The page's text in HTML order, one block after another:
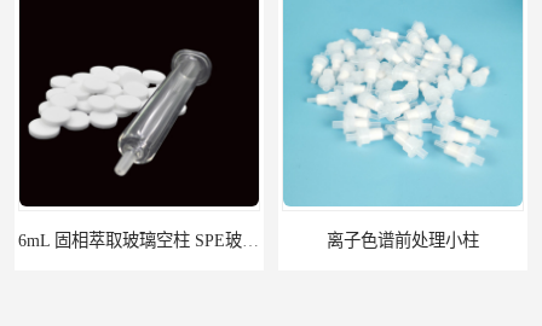
离子色谱前处理小柱​